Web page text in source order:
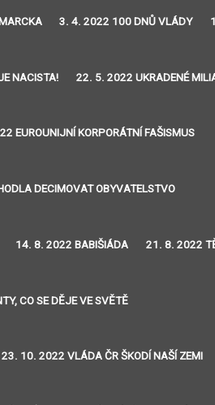
3. 4. 2022 100 DNŮ VLÁDY
NACISTA! 22. 5. 2022 UKRADENÉ
EUROUNIJNÍ KORPORÁTNÍ FAŠISMUS
DECIMOVAT OBYVATELSTVO
14. 8. 2022 BABIŠIÁDA 21. 8. 2022
CO SE DĚJE VE SVĚTĚ
23. 10. 2022 VLÁDA ČR ŠKODÍ NAŠÍ ZEMI